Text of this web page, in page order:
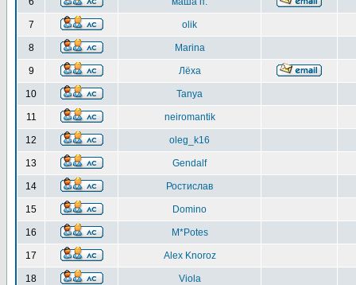
7 olik
8 Marina
9 Лёха
10 Tanya
11 neiromantik
12 oleg_k16
13 Gendalf
14 Ростислав
15 Domino
16 M*Potes
17 Alex Knoroz
18 Viola